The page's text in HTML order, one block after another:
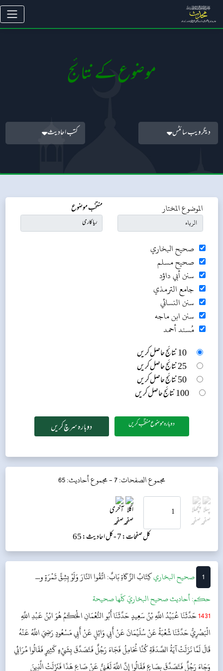
موضوع کے نتائج
دیگر ویب سائٹس کتب احادیث
الموضوع المختار منتخب موضوع
صحيح البخاري
صحيح مسلم
سنن أبي داؤد
جامع الترمذي
سنن النسائي
سنن ابن ماجه
مُسند أحمد
10 نتائج حاصل کریں
25 نتائج حاصل کریں
50 نتائج حاصل کریں
100 نتائج حاصل کریں
دوبارہ موضوع منتخب کریں
مجموع الصفحات: 7 - مجموع أحاديث: 65
کل صفحات: 7 - کل احادیث: 65
1 ‌‌صحيح البخاريكِتَابُ الزَّكَاةِبَابٌ: اتَّقُوا النَّارَ وَلَوْ بِشِقِّ تَمْرَةٍ و...
حکم:أحاديث صحيح البخاريّ كلّها صحيحة
1431حَدَّثَنَا عُبَيْدُ اللَّهِ بْنُ سَعِيدٍ حَدَّثَنَا أَبُو النُّعْمَانِ الْحَكَمُ هُوَ ابْنُ عَبْدِ اللَّهِ
الْبَصْرِيُّ حَدَّثَنَا شُعْبَةُ عَنْ سُلَيْمَانَ عَنْ أَبِي وَائِلٍ عَنْ أَبِي مَسْعُودٍ رَضِيَ اللَّهُ عَنْهُ
قَالَ لَمَّا نَزَلَتْ آيَةُ الصَّدَقَةِ كُنَّا نُحَامِلُ فَجَاءَ رَجُلٌ فَتَصَدَّقَ بِشَيْءٍ كَثِيرٍ فَقَالُوا مُرَائِي
وَجَاءَ رَجُلٌ فَتَصَدَّقَ بِصَاعٍ فَقَالُوا إِنَّ اللَّهَ لَغَنِيٌّ عَنْ صَاعِ هَذَا فَنَزَلَتْ الَّذِينَ